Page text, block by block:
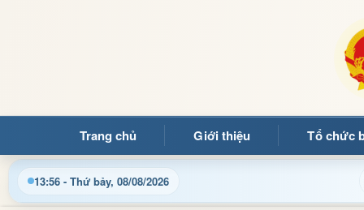
Trang chủ Giới thiệu Tổ chức
13:56 - Thứ bảy, 08/08/2026
thông tin điều hành, thủ tục hành chính và tin tức địa